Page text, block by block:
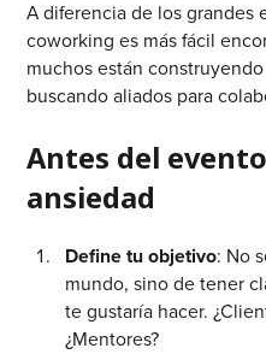
A diferencia de los grandes
coworking es más fácil
muchos están
buscando aliados para
Antes del
ansiedad
Define tu objetivo: No
mundo, sino de tener
te gustaría hacer.
¿Mentores?